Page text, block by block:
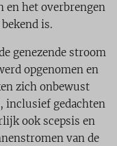
en het overbrengen
is.
genezende stroom
opgenomen en
zich onbewust
inclusief gedachten
ook scepsis en
van de